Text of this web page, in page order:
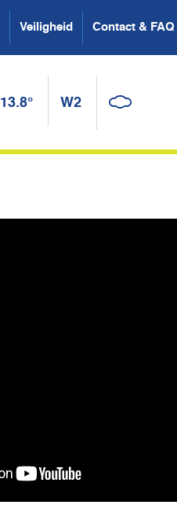
Veiligheid Contact & FAQ
13.8° W2